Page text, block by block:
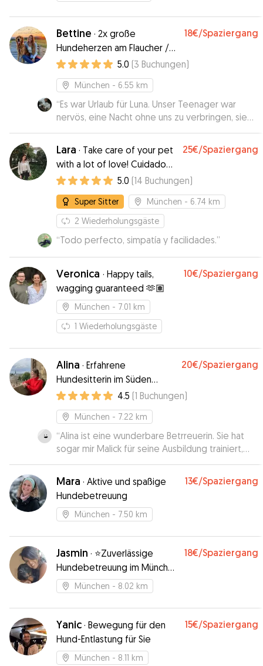
Bettine · 2x große
Hundeherzen am Flaucher /
München Süd
18€/Spaziergang
5.0 (3 Buchungen)
München - 6.55 km
“Es war Urlaub für Luna. Unser Teenager war
nervös, eine Nacht ohne uns zu verbringen, sie
ist aber vollkommen entspannt
zurückgekommen. Tine hat neben Spaß und
Entspannung auch für Training gesorgt und dabei
auch an uns mit paar Bilder gedacht. Super
Betreuung. ”
Lara · Take care of your pet
with a lot of love! Cuidado
amor y cariño a tu mascota!!!
25€/Spaziergang
5.0 (14 Buchungen)
Super Sitter München - 6.74 km
2 Wiederholungsgäste
“Todo perfecto, simpatía y facilidades.”
Veronica · Happy tails,
wagging guaranteed 🫶🏽
10€/Spaziergang
München - 7.01 km
1 Wiederholungsgäste
Alina · Erfahrene
Hundesitterin im Süden
Münchens
20€/Spaziergang
4.5 (1 Buchungen)
München - 7.22 km
“Alina ist eine wunderbare Betrreuerin. Sie hat
sogar mir Malick für seine Ausbildung trainiert,
was ich ganz toll fand. Malick freut sich schon auf
d’en naechsten Besuch hei Alina!”
Mara · Aktive und spaßige
Hundebetreuung
13€/Spaziergang
München - 7.50 km
Jasmin · ⭐️Zuverlässige
Hundebetreuung im München
Laim⭐️
18€/Spaziergang
München - 8.02 km
Yanic · Bewegung für den
Hund-Entlastung für Sie
15€/Spaziergang
München - 8.11 km